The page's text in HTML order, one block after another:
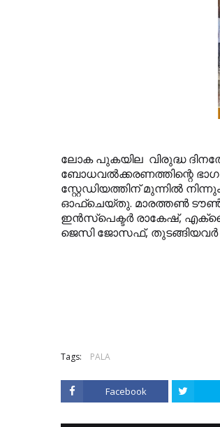
ലോക പുകയില വിരുദ്ധ
ബോധവല്‍ക്കരണത്തിന്റെ
സ്റ്റേഡിയത്തിന് മുന്നില്‍
ഓഫ്ചെയ്തു. മാരത്തണ്‍ ടൗണ്‍
ഇന്‍സ്‌പെക്ടര്‍ രാകേഷ്,
ജെസി ജോസഫ്, തുടങ്ങിയവര്‍
Tags: PALA
Facebook